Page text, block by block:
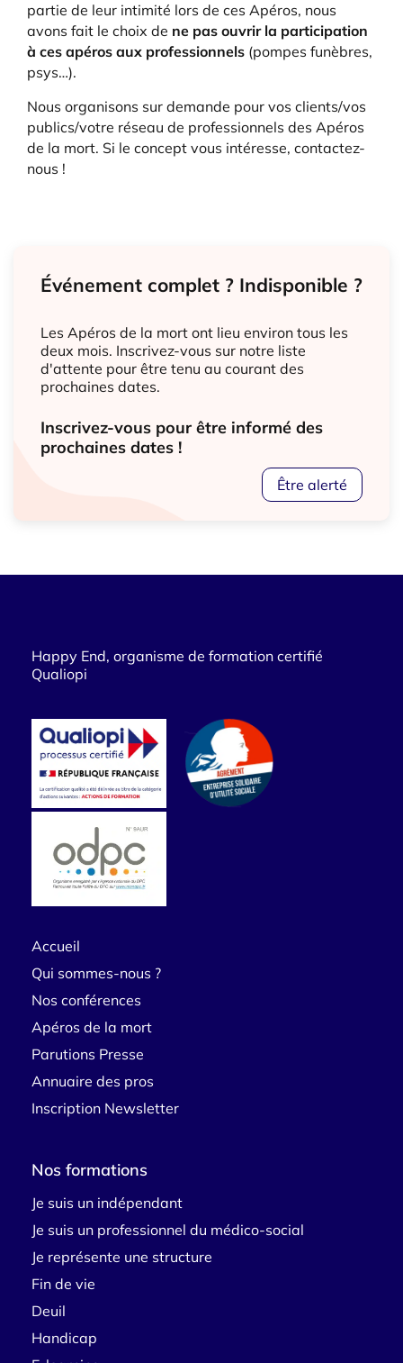
partie de leur intimité lors de ces Apéros, nous
avons fait le choix de ne pas ouvrir la participation
à ces apéros aux professionnels (pompes funèbres,
psys…).
Nous organisons sur demande pour vos clients/vos
publics/votre réseau de professionnels des Apéros
de la mort. Si le concept vous intéresse, contactez-
nous !
Événement complet ? Indisponible ?
Les Apéros de la mort ont lieu environ tous les
deux mois. Inscrivez-vous sur notre liste
d'attente pour être tenu au courant des
prochaines dates.
Inscrivez-vous pour être informé des
prochaines dates !
Être alerté
Happy End, organisme de formation certifié
Qualiopi
Accueil
Qui sommes-nous ?
Nos conférences
Apéros de la mort
Parutions Presse
Annuaire des pros
Inscription Newsletter
Nos formations
Je suis un indépendant
Je suis un professionnel du médico-social
Je représente une structure
Fin de vie
Deuil
Handicap